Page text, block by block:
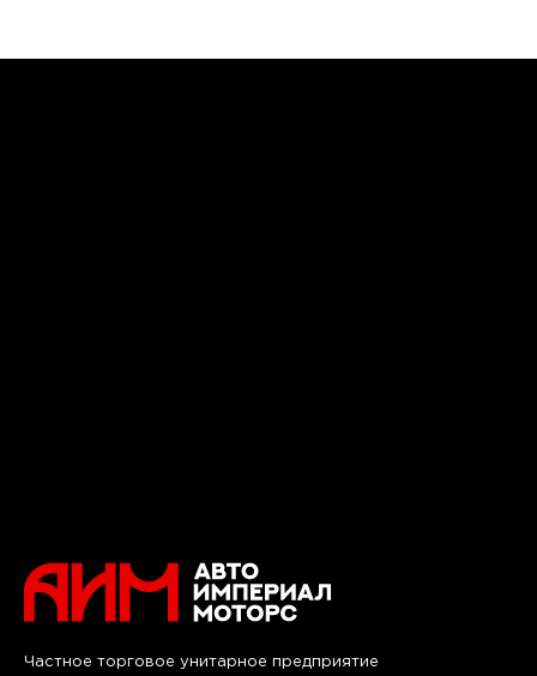
Частное торговое унитарное предприятие